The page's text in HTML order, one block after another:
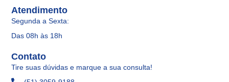
Atendimento
Segunda a Sexta:
Das 08h às 18h
Contato
Tire suas dúvidas e marque a sua consulta!